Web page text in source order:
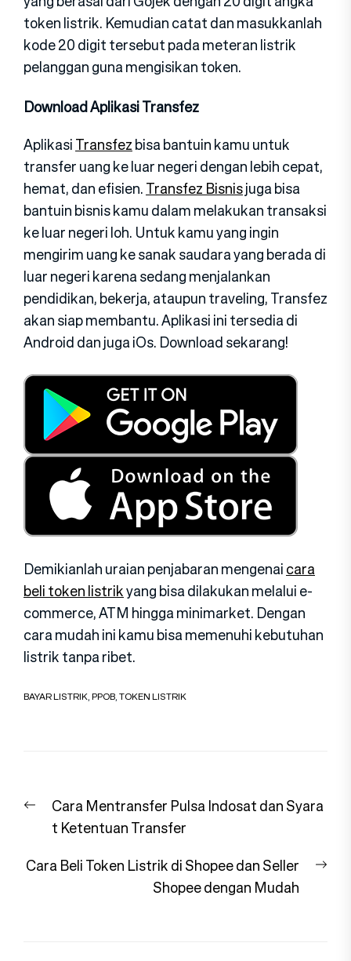
token listrik. Kemudian catat dan masukkanlah
kode 20 digit tersebut pada meteran listrik
pelanggan guna mengisikan token.
Download Aplikasi Transfez
AplikasiTransfezbisa bantuin kamu untuk
transfer uang ke luar negeri dengan lebih cepat,
hemat, dan efisien.Transfez Bisnisjuga bisa
bantuin bisnis kamu dalam melakukan transaksi
ke luar negeri loh. Untuk kamu yang ingin
mengirim uang ke sanak saudara yang berada di
luar negeri karena sedang menjalankan
pendidikan, bekerja, ataupun traveling, Transfez
akan siap membantu. Aplikasi ini tersedia di
Android dan juga iOs. Download sekarang!
Demikianlah uraian penjabaran mengenaicara
beli token listrikyang bisa dilakukan melalui e-
commerce, ATM hingga minimarket. Dengan
cara mudah ini kamu bisa memenuhi kebutuhan
listrik tanpa ribet.
BAYAR LISTRIK,PPOB,TOKEN LISTRIK
pos
Previous
post:
Cara Mentransfer Pulsa Indosat dan Syara
t Ketentuan Transfer
Cara Beli Token Listrik di Shopee dan Seller
Shopee dengan Mudah